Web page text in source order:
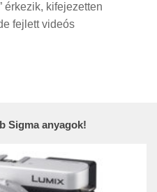
érkezik, kifejezetten
fejlett videós
Sigma anyagok!